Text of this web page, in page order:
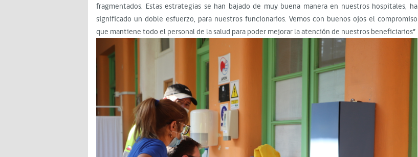
fragmentados. Estas estrategias se han bajado de muy buena manera en nuestros hospitales, ha
significado un doble esfuerzo, para nuestros funcionarios. Vemos con buenos ojos el compromiso
que mantiene todo el personal de la salud para poder mejorar la atención de nuestros beneficiarios”